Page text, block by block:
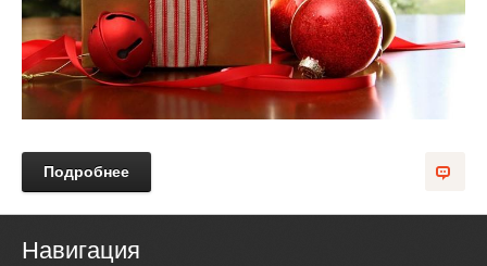
Подробнее
Навигация